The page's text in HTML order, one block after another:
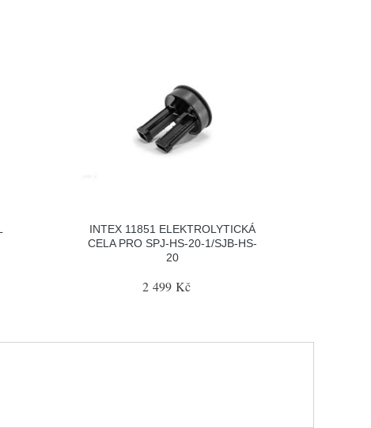
INTEX 11851 ELEKTROLYTICKÁ
CELA PRO SPJ-HS-20-1/SJB-HS-
20
2 499 Kč